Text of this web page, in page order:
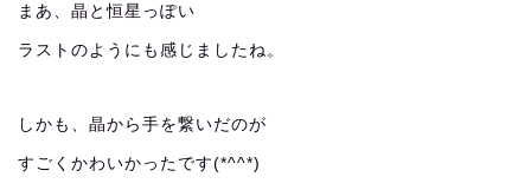
まあ、晶と恒星っぽい
ラストのようにも感じましたね。
しかも、晶から手を繋いだのが
すごくかわいかったです(*^^*)